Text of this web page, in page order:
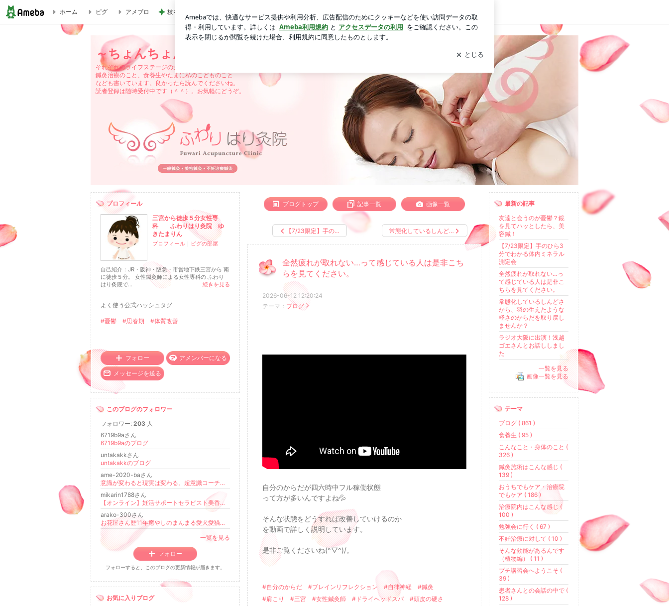
全然疲れが取れない…って感じている人は是非こちらを見てください。 | ～ちょんちょんふわり～優しい刺激の鍼灸治療 ふわりはり灸院
ホーム ピグ アメブロ 枝を曲げたアボカドの新しい芽 ログイン
～ちょんちょんふわり～優しい刺激の鍼灸治療 ふわりはり灸院
それぞれのライフステージの女性の身体のことや
鍼灸治療のこと、食養生やたまに私のこどものこと
なども書いています。良かったら読んでくださいね。
読者登録は随時受付中です（＾＾）。お気軽にどうぞ。
ブログトップ 記事一覧 画像一覧
【7/23限定】手の… 常態化しているしんど…
全然疲れが取れない…って感じている人は是非こち
らを見てください。
2026-06-12 12:20:24
テーマ： ブログ
自分のからだが四六時中フル稼働状態
って方が多いんですよね💦
そんな状態をどうすれば改善していけるのか
を動画で詳しく説明しています。
是非ご覧くださいね(^▽^)/。
#自分のからだ #ブレインリフレクション #自律神経
#鍼灸
#肩こり
#三宮 #女性鍼灸師 #ドライヘッドスパ
#頭皮の硬さ
プロフィール
三宮から徒歩５分女性専
科 ふわりはり灸院 ゆ
きたまりん
プロフィール ｜ ピグの部屋
自己紹介：JR・阪神・阪急・市営地下鉄三宮から 南
に徒歩５分。 女性鍼灸師による女性専科の ふわり
はり灸院で...
続きを見る
よく使う公式ハッシュタグ
#憂鬱 #思春期 #体質改善
フォロー アメンバーになる
メッセージを送る
このブログのフォロワー
フォロワー: 203 人
6719b9aさん
6719b9aのブログ
untakakkさん
untakakkのブログ
ame-2020-baさん
意識が変わると現実は変わる。超意識コーチング
mikarin1788さん
【オンライン】妊活サポートセラピスト美香｜オンライン妊娠力アップ講座（妊活講座）｜自身も不妊治療・流産を経験｜アメリカ×日本
arako-300さん
お花屋さん歴11年癒やしのまんまる愛犬愛猫を作る幸せ時間そばに置いてほっこり癒やされ笑顔になれる羊毛フェルトわたまる作家荒川わかこ
一覧を見る
フォロー
フォローすると、このブログの更新情報が届きます。
お気に入りブログ
最新の記事
友達と会うのが憂鬱？鏡
を見てハッとしたら、美
容鍼！
【7/23限定】手のひら3
分でわかる体内ミネラル
測定会
全然疲れが取れない…っ
て感じている人は是非こ
ちらを見てください。
常態化しているしんどさ
から、羽の生えたような
軽さのからだを取り戻し
ませんか？
ラジオ大阪に出演！浅越
ゴエさんとお話ししまし
た
一覧を見る
画像一覧を見る
テーマ
ブログ ( 861 )
食養生 ( 95 )
こんなこと・身体のこと (
326 )
鍼灸施術はこんな感じ (
139 )
おうちでもケア・治療院
でもケア ( 186 )
治療院内はこんな感じ (
100 )
勉強会に行く ( 67 )
不妊治療に対して ( 10 )
そんな効能があるんです
（植物編） ( 11 )
プチ講習会へようこそ (
39 )
患者さんとの会話の中で (
128 )